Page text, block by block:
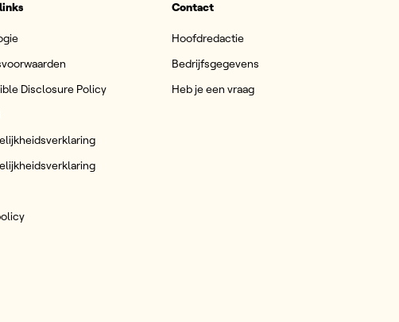
Disclosure Policy
Contact
Hoofdredactie
Bedrijfsgegevens
Heb je een vraag